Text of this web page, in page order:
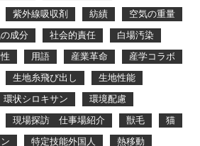
紫外線吸収剤 紡績
空気の重量
成分 社会的責任
白場汚染
用語 産業革命
産学コラボ
生地糸飛び出し
生地性能
環状シロキサン
環境配慮
現場探訪 仕事場紹介 獣毛
猫
特定技能外国人
熱移動